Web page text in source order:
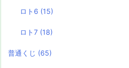
ロト6 (15)
ロト7 (18)
普通くじ (65)